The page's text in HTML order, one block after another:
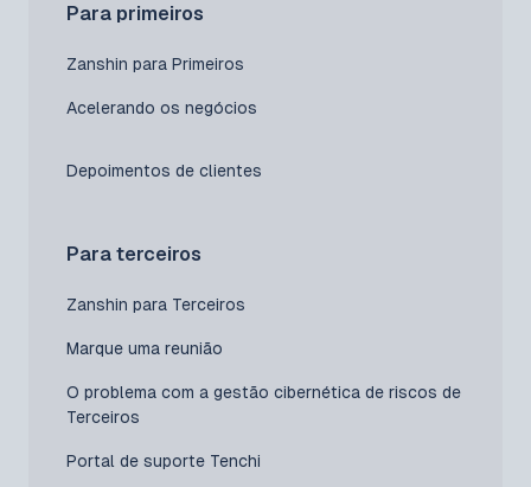
Para primeiros
Zanshin para Primeiros
Acelerando os negócios
Depoimentos de clientes
Para terceiros
Zanshin para Terceiros
Marque uma reunião
O problema com a gestão cibernética de riscos de
Terceiros
Portal de suporte Tenchi